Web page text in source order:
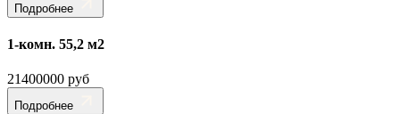
Подробнее
1-комн. 55,2 м2
21400000 руб
Подробнее